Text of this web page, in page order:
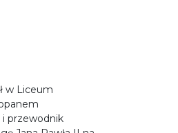
w Liceum
i przewodnik